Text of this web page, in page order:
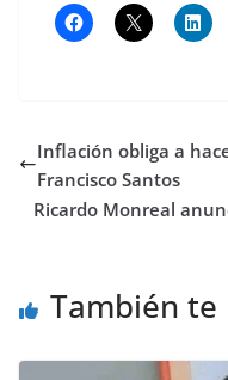
Inflación obliga a
Francisco Santos
Ricardo Monreal
También